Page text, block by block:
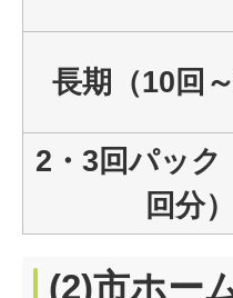
長期（10回～
2・3回パック
回分）
(2)市ホー